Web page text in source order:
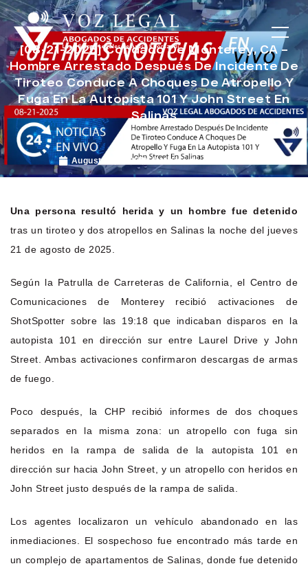
[08-21-2025] Condado De Monterey, CA –
Hombre Arrestado Después De Incidente De
Tiroteo Conduce A Choques De Atropello Y
Fuga En La Autopista 101 Y John Street En
Salinas
August 22, 2025 Noticias de Accidentes
Una persona resultó herida y un hombre fue detenido
tras un tiroteo y dos atropellos en Salinas la noche del jueves
21 de agosto de 2025.
Según la Patrulla de Carreteras de California, el Centro de
Comunicaciones de Monterey recibió activaciones de
ShotSpotter sobre las 19:18 que indicaban disparos en la
autopista 101 en dirección sur entre Laurel Drive y John
Street. Ambas activaciones confirmaron descargas de armas
de fuego.
Poco después, la CHP recibió informes de dos choques
separados en la misma zona: un atropello con fuga sin
heridos en la rampa de salida de la autopista 101 en
dirección sur hacia John Street, y un atropello con heridos en
John Street justo después de la rampa de salida.
Los agentes localizaron un vehículo abandonado en las
inmediaciones. El sospechoso fue encontrado más tarde en
un complejo de apartamentos de Salinas, donde fue detenido